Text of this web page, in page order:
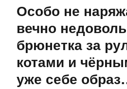
Особо не
вечно
брюнетка за
котами и
уже себе